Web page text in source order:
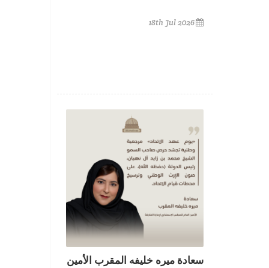
18th Jul 2026
سعادة ميره خليفه المقرب الأمين